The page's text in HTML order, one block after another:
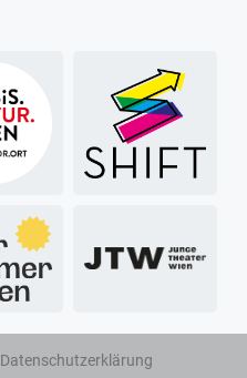
Datenschutzerklärung